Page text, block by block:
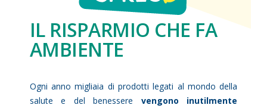
IL RISPARMIO CHE FA
AMBIENTE
Ogni anno migliaia di prodotti legati al mondo della
salute e del benessere vengono inutilmente